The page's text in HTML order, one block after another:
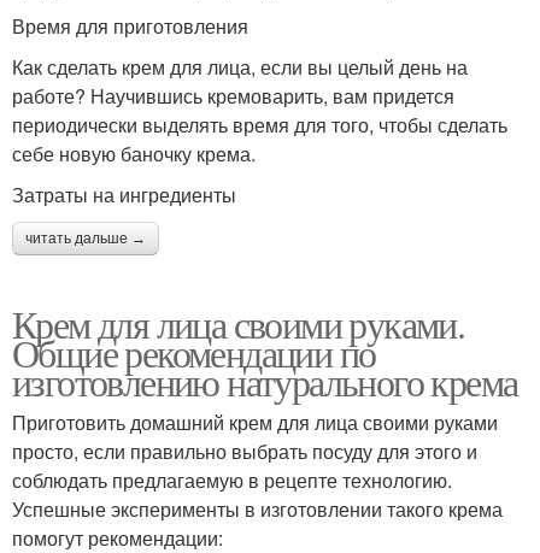
Время для приготовления
Как сделать крем для лица, если вы целый день на
работе? Научившись кремоварить, вам придется
периодически выделять время для того, чтобы сделать
себе новую баночку крема.
Затраты на ингредиенты
читать дальше →
Крем для лица своими руками.
Общие рекомендации по
изготовлению натурального крема
Приготовить домашний крем для лица своими руками
просто, если правильно выбрать посуду для этого и
соблюдать предлагаемую в рецепте технологию.
Успешные эксперименты в изготовлении такого крема
помогут рекомендации: